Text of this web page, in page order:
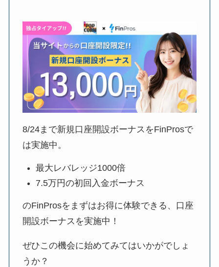
8/24まで新規口座開設ボーナスをFinProsで
は実施中。
最大レバレッジ1000倍
7.5万円の初回入金ボーナス
のFinProsをまずはお得に体験できる、口座
開設ボーナスを実施中！
ぜひこの機会に始めてみてはいかがでしょ
うか？